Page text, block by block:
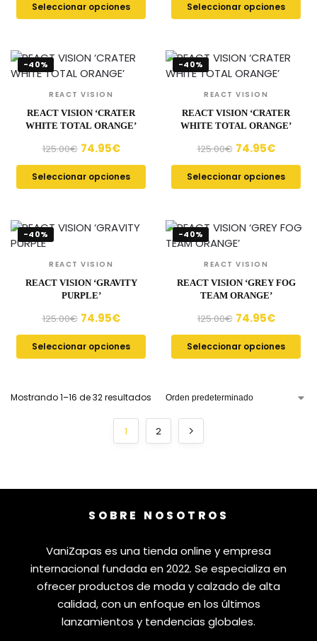
Seleccionar opciones Seleccionar opciones
-40%
REACT VISION
REACT VISION ‘CRATER
WHITE TOTAL ORANGE’
125.00€ 74.95€
Seleccionar opciones
-40%
REACT VISION
REACT VISION ‘CRATER
WHITE TOTAL ORANGE’
125.00€ 74.95€
Seleccionar opciones
-40%
REACT VISION
REACT VISION ‘GRAVITY
PURPLE’
125.00€ 74.95€
Seleccionar opciones
-40%
REACT VISION
REACT VISION ‘GREY FOG
TEAM ORANGE’
125.00€ 74.95€
Seleccionar opciones
Mostrando 1–16 de 32 resultados
1 2
SOBRE NOSOTROS
VaniZapas es una tienda online y empresa
internacional fundada en 2022. Se especializa en
ofrecer productos de moda y calzado de alta
calidad, con un enfoque en los últimos
lanzamientos y tendencias globales.